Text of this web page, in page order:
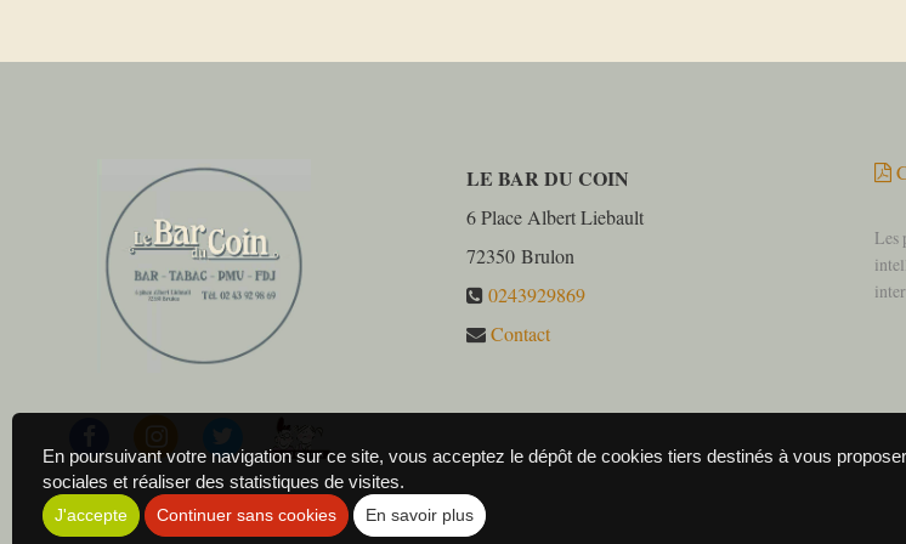
LE BAR DU COIN
6 Place Albert Liebault
72350 Brulon
0243929869
Contact
Les
En poursuivant votre navigation sur ce site, vous acceptez le dépôt de cookies tiers destinés à vous
sociales et réaliser des statistiques de visites.
J'accepte Continuer sans cookies En savoir plus